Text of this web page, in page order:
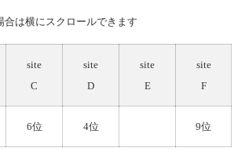
合は横にスクロールできます
site
C
site
D
site
E
site
F
6位 4位 9位